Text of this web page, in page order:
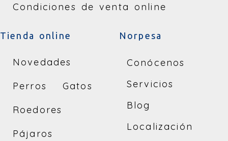
Condiciones de venta online
Tienda online
Novedades
Perros Gatos
Roedores
Pájaros
Norpesa
Conócenos
Servicios
Blog
Localización